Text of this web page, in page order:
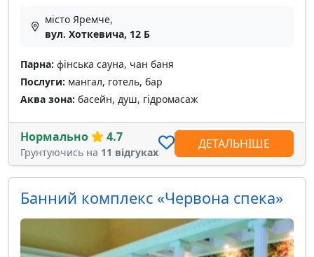
місто Яремче,
вул. Хоткевича, 12 Б
Парна: фінська сауна, чан баня
Послуги: мангал, готель, бар
Аква зона: басейн, душ, гідромасаж
Нормально 4.7
Грунтуючись на 11 відгуках
ДЕТАЛЬНІШЕ
Банний комплекс «Червона спека»